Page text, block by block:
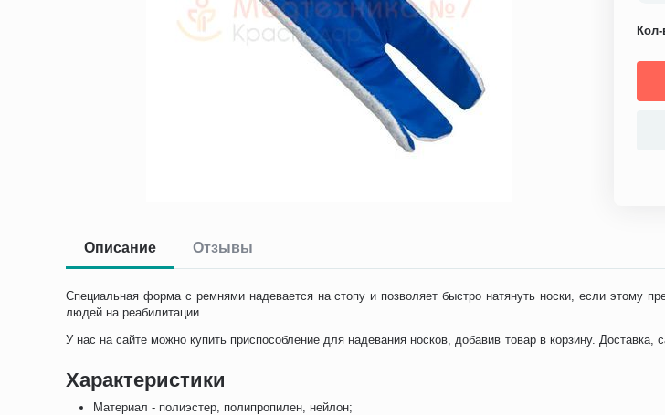
Описание Отзывы
Специальная форма с ремнями надевается на стопу и позволяет быстро натянуть носки, если этому
людей на реабилитации.
У нас на сайте можно купить приспособление для надевания носков, добавив товар в корзину. Доставка,
Характеристики
Материал - полиэстер, полипропилен, нейлон;